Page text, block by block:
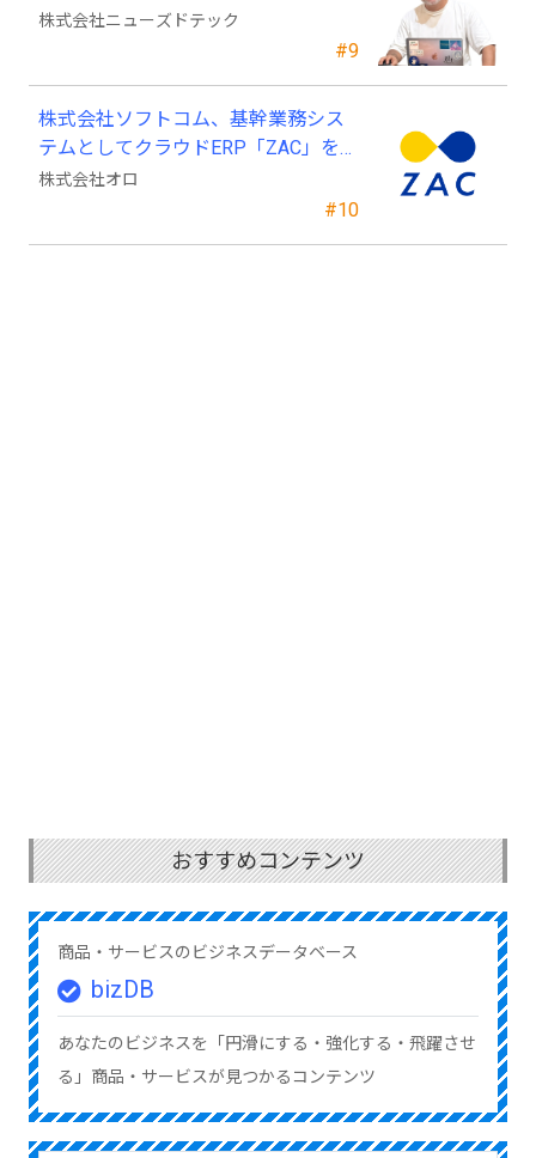
#9
ニューズドテックの戦略顧問に就任
株式会社ニューズドテック
#10
株式会社ソフトコム、基幹業務シス
テムとしてクラウドERP「ZAC」を採
用
株式会社オロ
おすすめコンテンツ
商品・サービスのビジネスデータベース
bizDB
あなたのビジネスを「円滑にする・強化する・飛躍させ
る」商品・サービスが見つかるコンテンツ